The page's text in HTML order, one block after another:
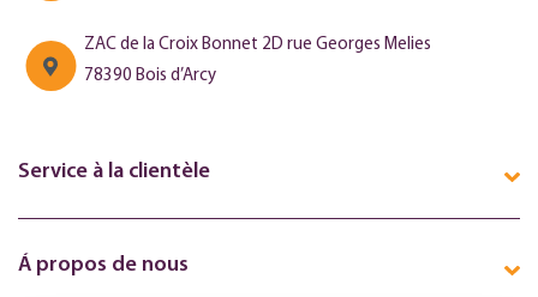
ZAC de la Croix Bonnet 2D rue Georges Melies
78390 Bois d’Arcy
Service à la clientèle
Á propos de nous